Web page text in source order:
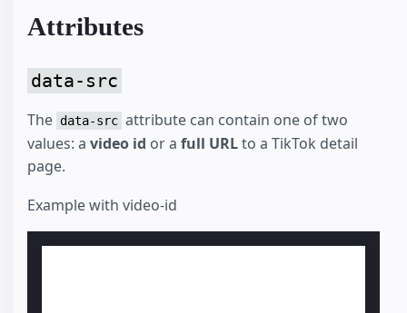
Attributes
data-src
The data-src attribute can contain one of two
values: a video id or a full URLto a TikTok detail
page.
Example with video-id